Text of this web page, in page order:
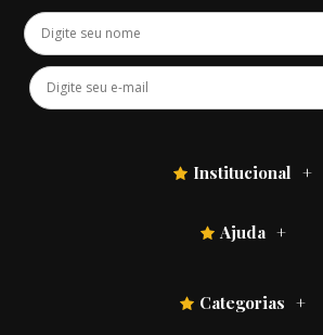
Institucional
Ajuda
Categorias